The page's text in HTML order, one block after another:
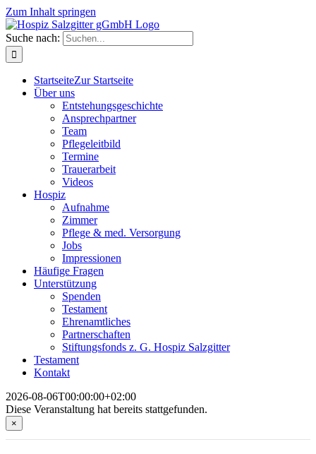
Zum Inhalt springen
Suche nach:
StartseiteZur Startseite
Über uns
Entstehungsgeschichte
Ansprechpartner
Team
Pflegeleitbild
Termine
Trauerarbeit
Videos
Hospiz
Aufnahme
Zimmer
Pflege & med. Versorgung
Jobs
Impressionen
Häufige Fragen
Unterstützung
Spenden
Testament
Ehrenamtliches
Partnerschaften
Stiftungsfonds z. G. Hospiz Salzgitter
Testament
Kontakt
2026-08-06T00:00:00+02:00
Diese Veranstaltung hat bereits stattgefunden.
×